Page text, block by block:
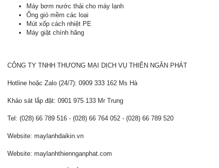
Máy bơm nước thải cho máy lạnh
Ống gió mềm các loại
Mút xốp cách nhiệt PE
Máy giặt chính hãng
CÔNG TY TNHH THƯƠNG MẠI DỊCH VỤ THIÊN NGÂN PHÁT
Hotline hoặc Zalo (24/7): 0909 333 162 Ms Hà
Khảo sát lắp đặt: 0901 975 133 Mr Trung
Tel: (028) 66 789 516 - (028) 66 764 052 - (028) 66 789 520
Website: maylanhdaikin.vn
Website: maylanhthiennganphat.com